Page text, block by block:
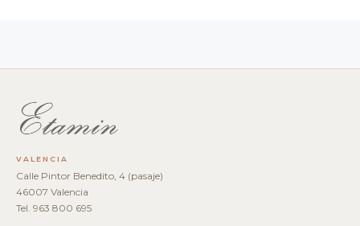
VALENCIA
Calle Pintor Benedito, 4 (pasaje)
46007 Valencia
Tel. 963 800 695